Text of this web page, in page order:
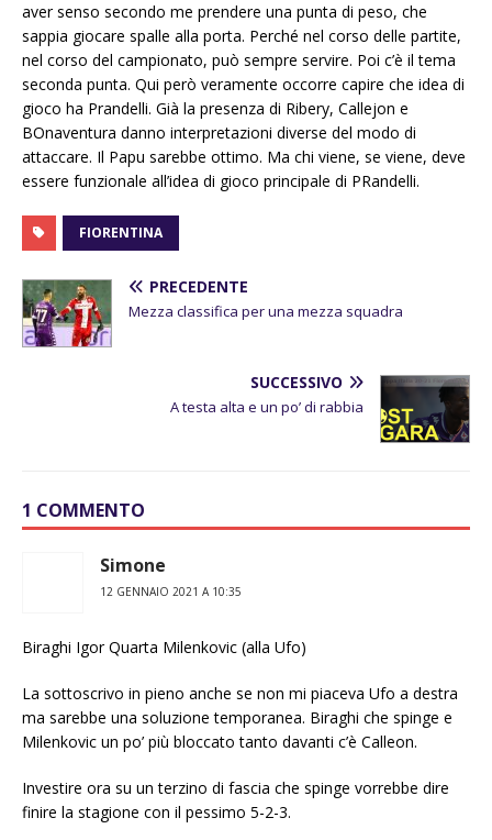
aver senso secondo me prendere una punta di peso, che
sappia giocare spalle alla porta. Perché nel corso delle partite,
nel corso del campionato, può sempre servire. Poi c’è il tema
seconda punta. Qui però veramente occorre capire che idea di
gioco ha Prandelli. Già la presenza di Ribery, Callejon e
BOnaventura danno interpretazioni diverse del modo di
attaccare. Il Papu sarebbe ottimo. Ma chi viene, se viene, deve
essere funzionale all’idea di gioco principale di PRandelli.
FIORENTINA
PRECEDENTE
Mezza classifica per una mezza squadra
SUCCESSIVO
A testa alta e un po’ di rabbia
1 COMMENTO
Simone
12 GENNAIO 2021 A 10:35
Biraghi Igor Quarta Milenkovic (alla Ufo)
La sottoscrivo in pieno anche se non mi piaceva Ufo a destra
ma sarebbe una soluzione temporanea. Biraghi che spinge e
Milenkovic un po’ più bloccato tanto davanti c’è Calleon.
Investire ora su un terzino di fascia che spinge vorrebbe dire
finire la stagione con il pessimo 5-2-3.